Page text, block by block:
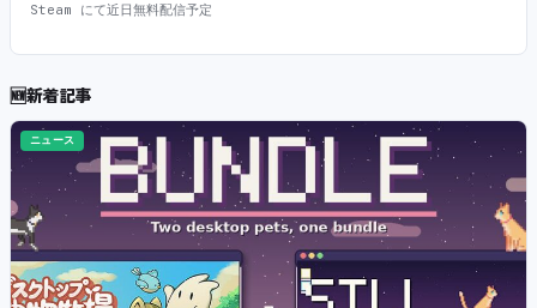
Steam にて近日無料配信予定
🆕新着記事
ニュース